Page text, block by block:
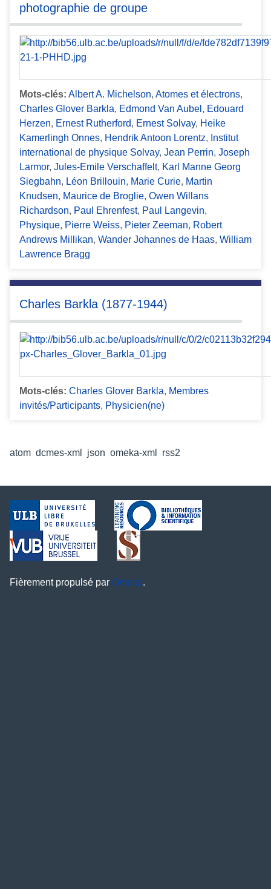
photographie de groupe
Mots-clés: Albert A. Michelson, Atomes et électrons,
Charles Glover Barkla, Edmond Van Aubel , Edouard
Herzen, Ernest Rutherford, Ernest Solvay, Heike
Kamerlingh Onnes, Hendrik Antoon Lorentz, Institut
international de physique Solvay, Jean Perrin, Joseph
Larmor, Jules-Emile Verschaffelt, Karl Manne Georg
Siegbahn, Léon Brillouin, Marie Curie, Martin
Knudsen, Maurice de Broglie, Owen Willans
Richardson, Paul Ehrenfest, Paul Langevin,
Physique, Pierre Weiss, Pieter Zeeman, Robert
Andrews Millikan, Wander Johannes de Haas, William
Lawrence Bragg
Charles Barkla (1877-1944)
Mots-clés: Charles Glover Barkla, Membres
invités/Participants, Physicien(ne)
atom dcmes-xml json omeka-xml rss2
Fièrement propulsé par Omeka.